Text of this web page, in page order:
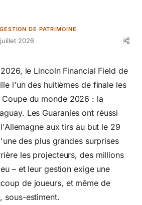
GESTION DE PATRIMOINE
2026
le Lincoln Financial Field de
l'un des huitièmes de finale les
du monde 2026 : la
Les Guaraníes ont réussi
aux tirs au but le 29
des plus grandes surprises
les projecteurs, des millions
– et leur gestion exige une
de joueurs, et même de
sous-estiment.